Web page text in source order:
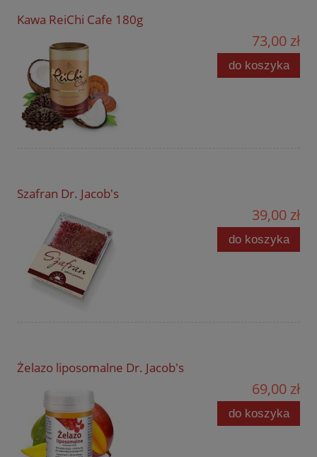
Kawa ReiChi Cafe 180g
73,00 zł
do koszyka
Szafran Dr. Jacob's
39,00 zł
do koszyka
Żelazo liposomalne Dr. Jacob's
69,00 zł
do koszyka